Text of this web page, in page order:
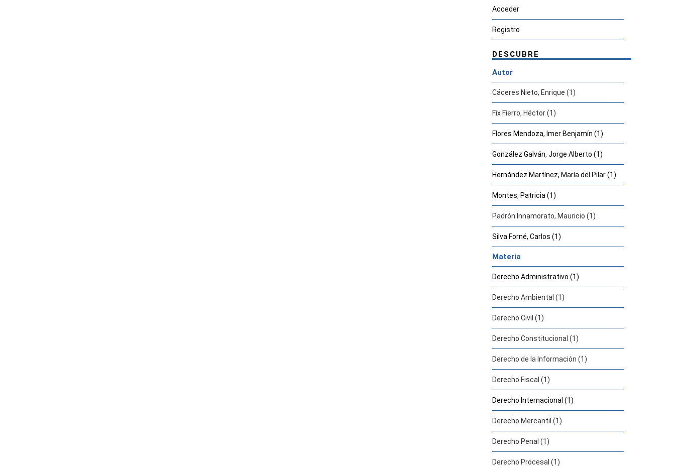
Acceder
Registro
DESCUBRE
Autor
Cáceres Nieto, Enrique (1)
Fix Fierro, Héctor (1)
Flores Mendoza, Imer Benjamín (1)
González Galván, Jorge Alberto (1)
Hernández Martínez, María del Pilar (1)
Montes, Patricia (1)
Padrón Innamorato, Mauricio (1)
Silva Forné, Carlos (1)
Materia
Derecho Administrativo (1)
Derecho Ambiental (1)
Derecho Civil (1)
Derecho Constitucional (1)
Derecho de la Información (1)
Derecho Fiscal (1)
Derecho Internacional (1)
Derecho Mercantil (1)
Derecho Penal (1)
Derecho Procesal (1)